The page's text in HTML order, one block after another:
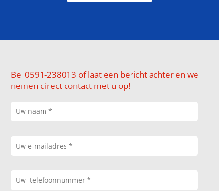
Bel 0591-238013 of laat een bericht achter en we
nemen direct contact met u op!